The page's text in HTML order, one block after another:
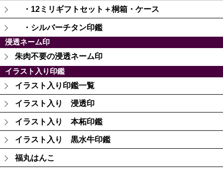
・12ミリギフトセット＋桐箱・ケース
・シルバーチタン印鑑
浸透ネーム印
朱肉不要の浸透ネーム印
イラスト入り印鑑
イラスト入り印鑑一覧
イラスト入り 浸透印
イラスト入り 本柘印鑑
イラスト入り 黒水牛印鑑
福丸はんこ